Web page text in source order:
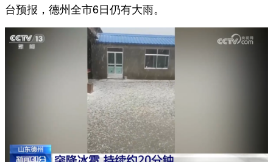
台预报，德州全市6日仍有大雨。